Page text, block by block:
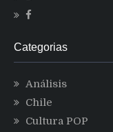
Categorias
Análisis
Chile
Cultura POP